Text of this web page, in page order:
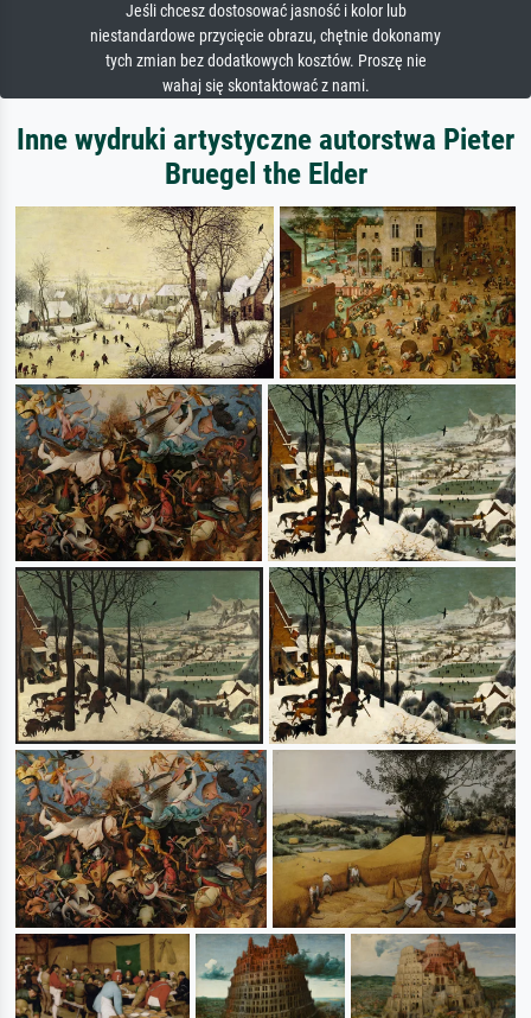
Jeśli chcesz dostosować jasność i kolor lub
niestandardowe przycięcie obrazu, chętnie dokonamy
tych zmian bez dodatkowych kosztów. Proszę nie
wahaj się skontaktować z nami.
Inne wydruki artystyczne autorstwa Pieter
Bruegel the Elder